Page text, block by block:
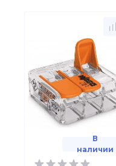
В
наличии